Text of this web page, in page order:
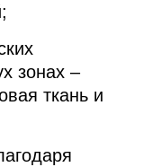
зонах –
ткань и